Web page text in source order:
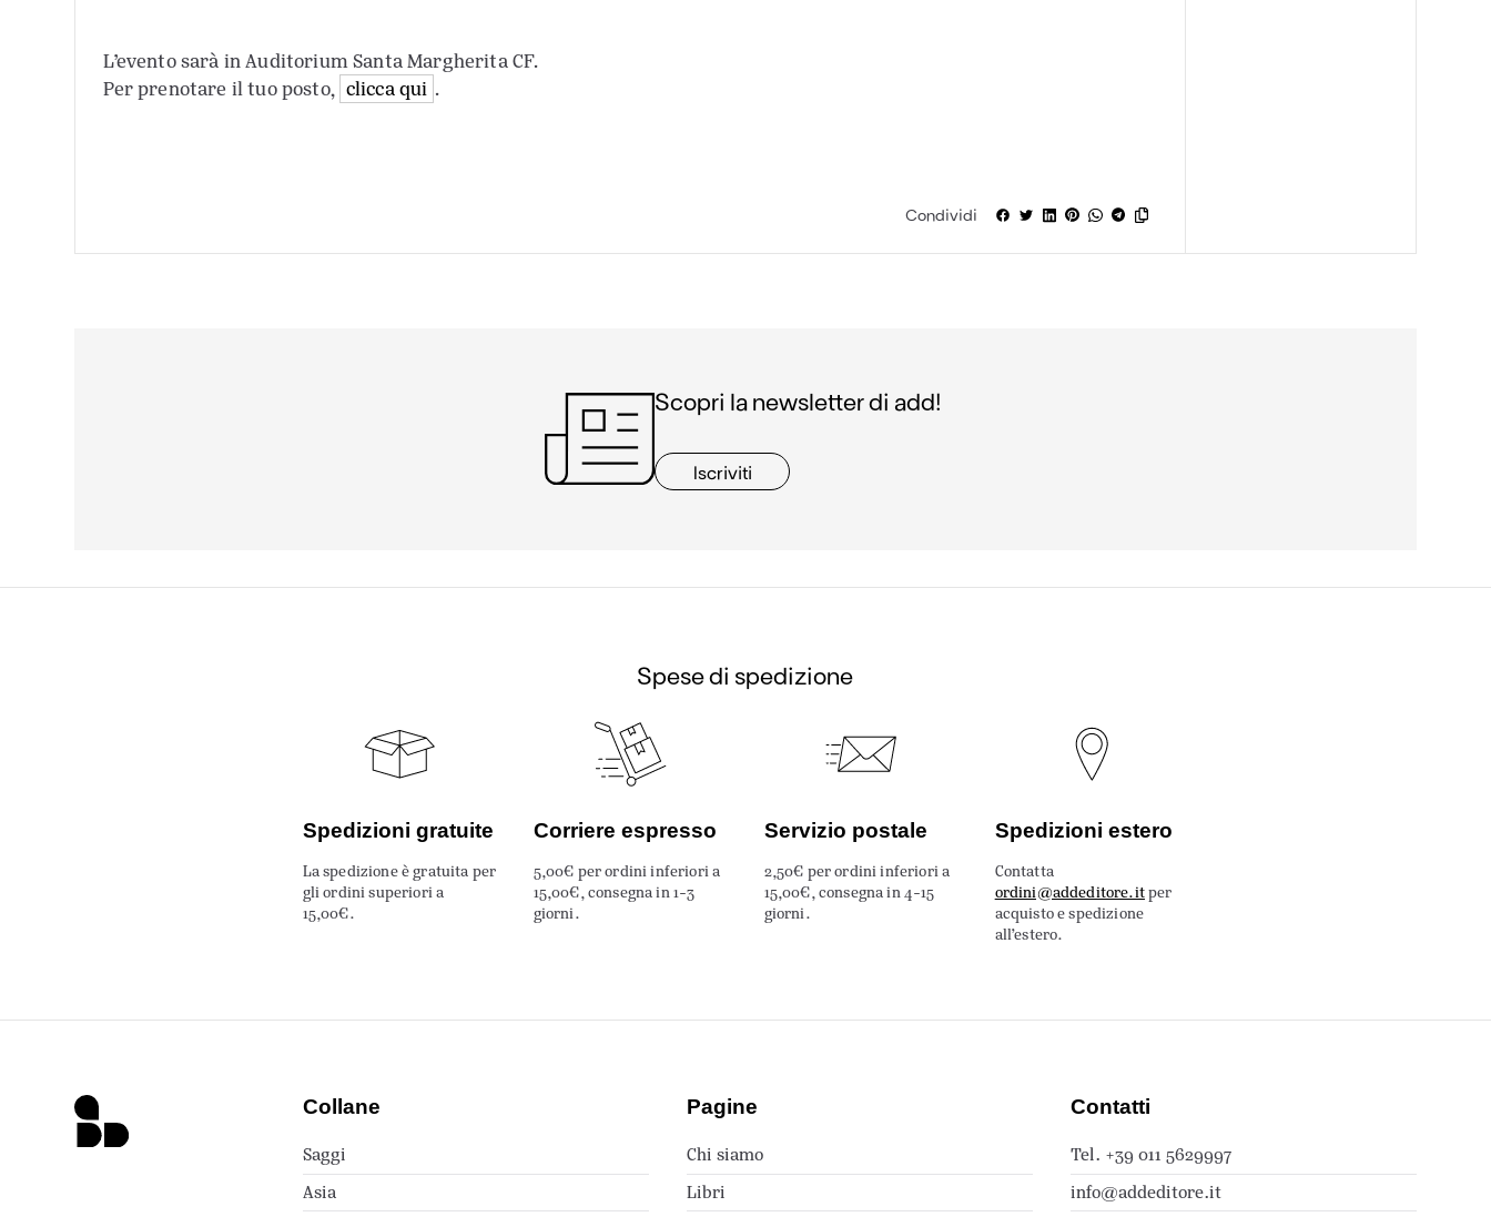
L’evento sarà in Auditorium Santa Margherita CF.
Per prenotare il tuo posto, clicca qui .
Condividi
Scopri la newsletter di add!
Iscriviti
Spese di spedizione
Spedizioni gratuite
La spedizione è gratuita per
gli ordini superiori a
15,00€.
Corriere espresso
5,00€ per ordini inferiori a
15,00€, consegna in 1-3
giorni.
Servizio postale
2,50€ per ordini inferiori a
15,00€, consegna in 4-15
giorni.
Spedizioni estero
Contatta
ordini@addeditore.itper
acquisto e spedizione
all’estero.
Collane
Saggi
Asia
Pagine
Chi siamo
Libri
Contatti
Tel. +39 011 5629997
info@addeditore.it